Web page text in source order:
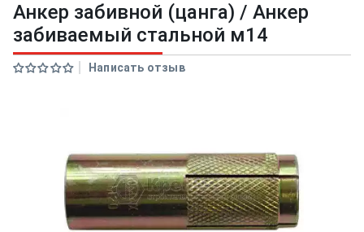
Анкер забивной (цанга) / Анкер
забиваемый стальной м14
Написать отзыв